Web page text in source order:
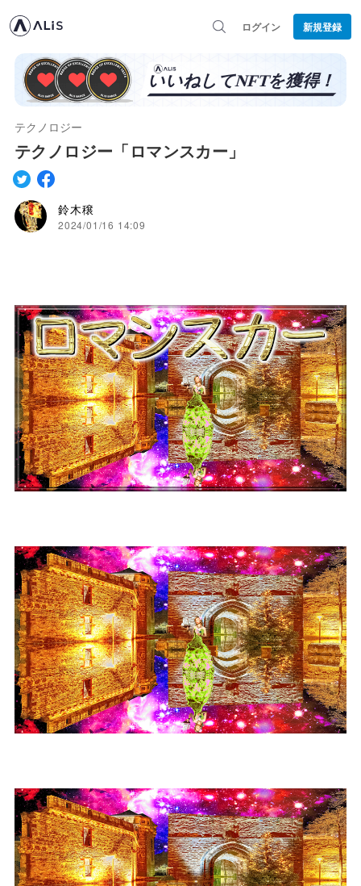
ログイン 新規登録
テクノロジー
テクノロジー「ロマンスカー」
鈴木穣
2024/01/16 14:09